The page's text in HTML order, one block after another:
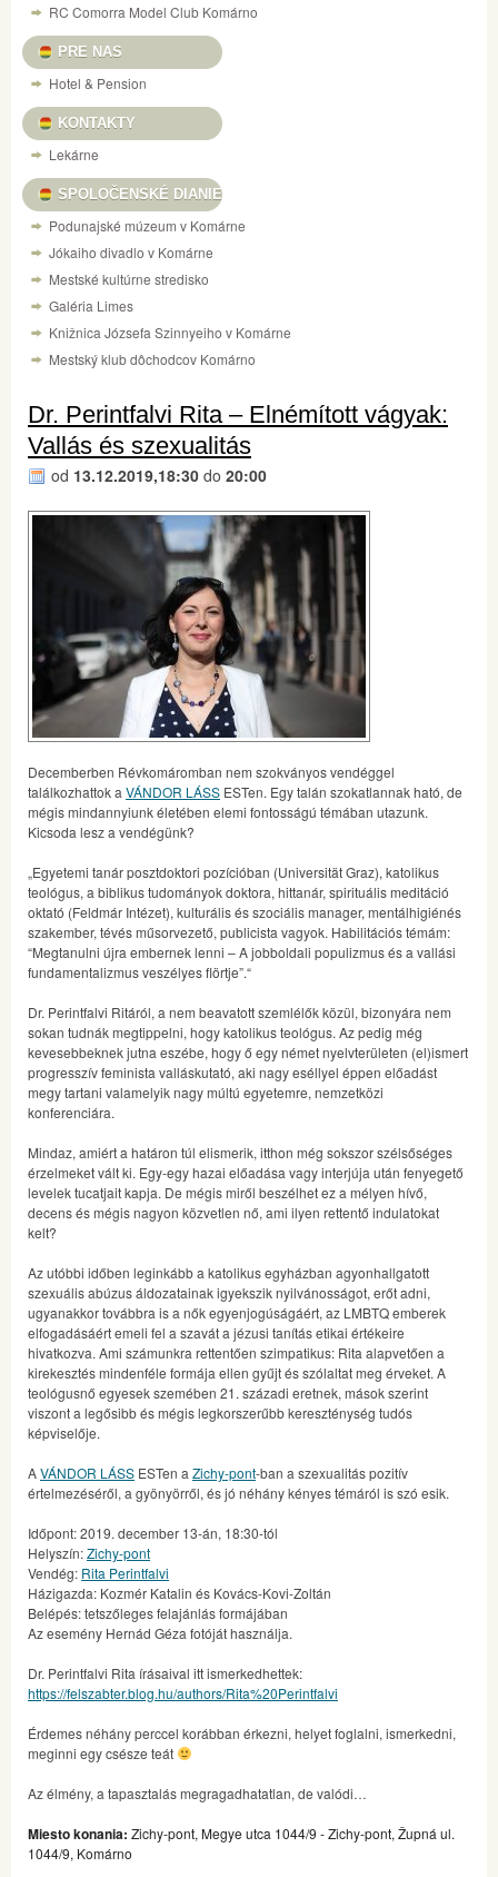
RC Comorra Model Club Komárno
PRE NAS
Hotel & Pension
KONTAKTY
Lekárne
SPOLOČENSKÉ DIANIE
Podunajské múzeum v Komárne
Jókaiho divadlo v Komárne
Mestské kultúrne stredisko
Galéria Limes
Knižnica Józsefa Szinnyeiho v Komárne
Mestský klub dôchodcov Komárno
Dr. Perintfalvi Rita – Elnémított vágyak:
Vallás és szexualitás
od 13.12.2019,18:30 do 20:00
Decemberben Révkomáromban nem szokványos vendéggel
találkozhattok a VÁNDOR LÁSS ESTen. Egy talán szokatlannak ható, de
mégis mindannyiunk életében elemi fontosságú témában utazunk.
Kicsoda lesz a vendégünk?
„Egyetemi tanár posztdoktori pozícióban (Universität Graz), katolikus
teológus, a biblikus tudományok doktora, hittanár, spirituális meditáció
oktató (Feldmár Intézet), kulturális és szociális manager, mentálhigiénés
szakember, tévés műsorvezető, publicista vagyok. Habilitációs témám:
“Megtanulni újra embernek lenni – A jobboldali populizmus és a vallási
fundamentalizmus veszélyes flörtje”.“
Dr. Perintfalvi Ritáról, a nem beavatott szemlélők közül, bizonyára nem
sokan tudnák megtippelni, hogy katolikus teológus. Az pedig még
kevesebbeknek jutna eszébe, hogy ő egy német nyelvterületen (el)ismert
progresszív feminista valláskutató, aki nagy eséllyel éppen előadást
megy tartani valamelyik nagy múltú egyetemre, nemzetközi
konferenciára.
Mindaz, amiért a határon túl elismerik, itthon még sokszor szélsőséges
érzelmeket vált ki. Egy-egy hazai előadása vagy interjúja után fenyegető
levelek tucatjait kapja. De mégis miről beszélhet ez a mélyen hívő,
decens és mégis nagyon közvetlen nő, ami ilyen rettentő indulatokat
kelt?
Az utóbbi időben leginkább a katolikus egyházban agyonhallgatott
szexuális abúzus áldozatainak igyekszik nyilvánosságot, erőt adni,
ugyanakkor továbbra is a nők egyenjogúságáért, az LMBTQ emberek
elfogadásáért emeli fel a szavát a jézusi tanítás etikai értékeire
hivatkozva. Ami számunkra rettentően szimpatikus: Rita alapvetően a
kirekesztés mindenféle formája ellen gyűjt és szólaltat meg érveket. A
teológusnő egyesek szemében 21. századi eretnek, mások szerint
viszont a legősibb és mégis legkorszerűbb kereszténység tudós
képviselője.
AVÁNDOR LÁSS ESTen a Zichy-pont-ban a szexualitás pozitív
értelmezéséről, a gyönyörről, és jó néhány kényes témáról is szó esik.
Időpont: 2019. december 13-án, 18:30-tól
Helyszín:Zichy-pont
Vendég: Rita Perintfalvi
Házigazda: Kozmér Katalin és Kovács-Kovi-Zoltán
Belépés: tetszőleges felajánlás formájában
Az esemény Hernád Géza fotóját használja.
Dr. Perintfalvi Rita írásaival itt ismerkedhettek:
https://felszabter.blog.hu/authors/Rita%20Perintfalvi
Érdemes néhány perccel korábban érkezni, helyet foglalni, ismerkedni,
meginni egy csésze teát
Az élmény, a tapasztalás megragadhatatlan, de valódi…
Miesto konania: Zichy-pont, Megye utca 1044/9 - Zichy-pont, Župná ul.
1044/9, Komárno